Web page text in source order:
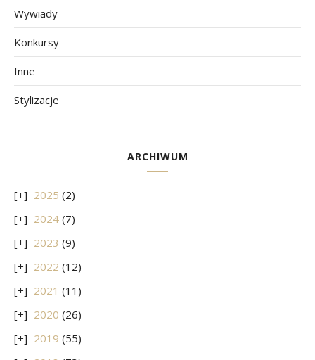
Wywiady
Konkursy
Inne
Stylizacje
ARCHIWUM
2025 (2)
2024 (7)
2023 (9)
2022 (12)
2021 (11)
2020 (26)
2019 (55)